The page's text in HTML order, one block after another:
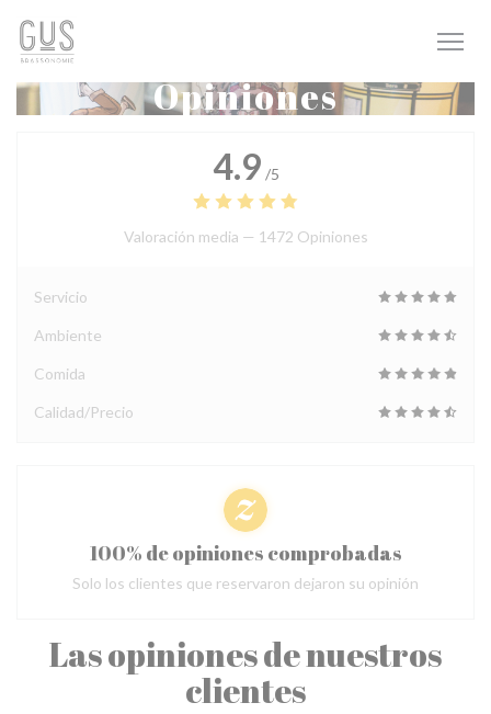
Personalización de sus opciones de cookies
Opiniones
Las opiniones de nuestros
clientes
4.9 /5
Valoración media — 1472 Opiniones
Servicio
Ambiente
Comida
Calidad/Precio
100% de opiniones comprobadas
Solo los clientes que reservaron dejaron su opinión